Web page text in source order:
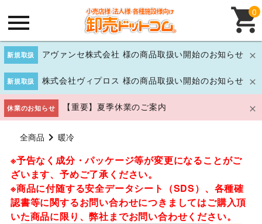
新規取扱 アヴァンセ株式会社 様の商品取扱い開始のお知らせ
新規取扱 株式会社ヴィプロス 様の商品取扱い開始のお知らせ
休業のお知らせ 【重要】夏季休業のご案内
0
全商品 暖冷
※予告なく成分・パッケージ等が変更になることがご
ざいます、予めご了承ください。
※商品に付随する安全データシート（SDS）、各種確
認書等に関するお問い合わせにつきましてはご購入頂
いた商品に限り、弊社までお問い合わせください。